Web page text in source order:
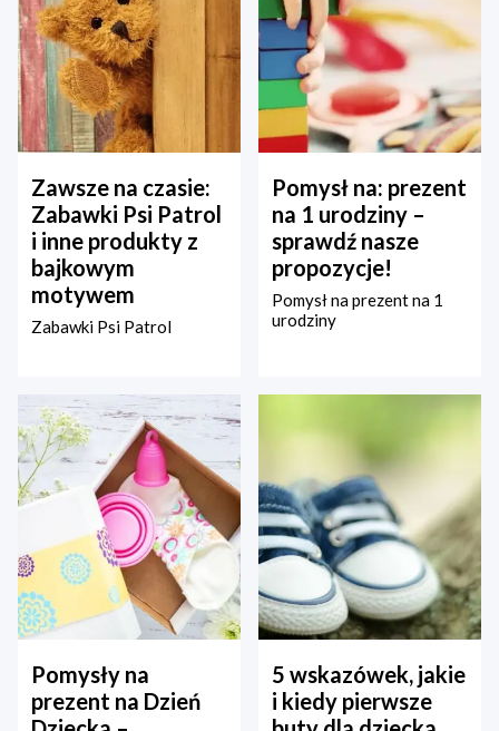
Zawsze na czasie:
Zabawki Psi Patrol
i inne produkty z
bajkowym
motywem
Zabawki Psi Patrol
Pomysł na: prezent
na 1 urodziny –
sprawdź nasze
propozycje!
Pomysł na prezent na 1
urodziny
Pomysły na
prezent na Dzień
5 wskazówek, jakie
i kiedy pierwsze